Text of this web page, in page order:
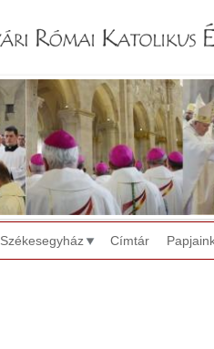
Székesegyház Címtár